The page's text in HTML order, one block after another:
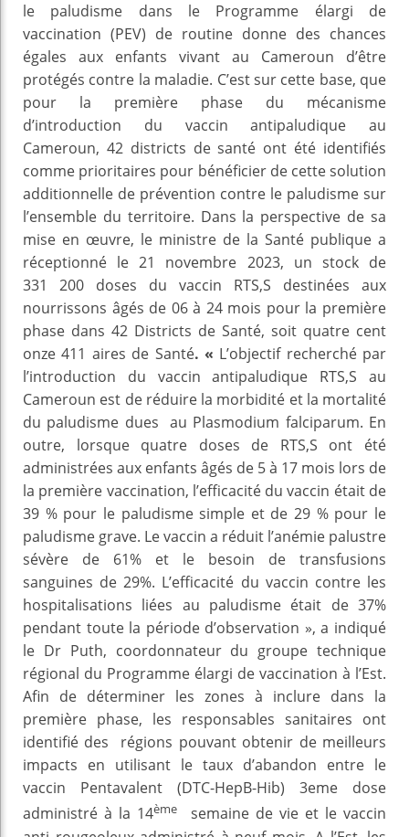
le paludisme dans le Programme élargi de
vaccination (PEV) de routine donne des chances
égales aux enfants vivant au Cameroun d’être
protégés contre la maladie. C’est sur cette base, que
pour la première phase du mécanisme
d’introduction du vaccin antipaludique au
Cameroun, 42 districts de santé ont été identifiés
comme prioritaires pour bénéficier de cette solution
additionnelle de prévention contre le paludisme sur
l’ensemble du territoire. Dans la perspective de sa
mise en œuvre, le ministre de la Santé publique a
réceptionné le 21 novembre 2023, un stock de
331 200 doses du vaccin RTS,S destinées aux
nourrissons âgés de 06 à 24 mois pour la première
phase dans 42 Districts de Santé, soit quatre cent
onze 411 aires de Santé. « L’objectif recherché par
l’introduction du vaccin antipaludique RTS,S au
Cameroun est de réduire la morbidité et la mortalité
du paludisme dues au Plasmodium falciparum. En
outre, lorsque quatre doses de RTS,S ont été
administrées aux enfants âgés de 5 à 17 mois lors de
la première vaccination, l’efficacité du vaccin était de
39 % pour le paludisme simple et de 29 % pour le
paludisme grave. Le vaccin a réduit l’anémie palustre
sévère de 61% et le besoin de transfusions
sanguines de 29%. L’efficacité du vaccin contre les
hospitalisations liées au paludisme était de 37%
pendant toute la période d’observation », a indiqué
le Dr Puth, coordonnateur du groupe technique
régional du Programme élargi de vaccination à l’Est.
Afin de déterminer les zones à inclure dans la
première phase, les responsables sanitaires ont
identifié des régions pouvant obtenir de meilleurs
impacts en utilisant le taux d’abandon entre le
vaccin Pentavalent (DTC-HepB-Hib) 3eme dose
administré à la 14ème
semaine de vie et le vaccin